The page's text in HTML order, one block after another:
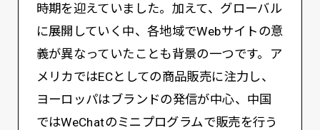
時期を迎えていました。加えて、グローバル
に展開していく中、各地域でWebサイトの意
義が異なっていたことも背景の一つです。ア
メリカではECとしての商品販売に注力し、
ヨーロッパはブランドの発信が中心、中国
ではWeChatのミニプログラムで販売を行う